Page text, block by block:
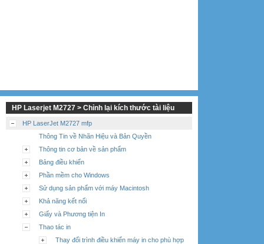
HP Laserjet M2727 > Chỉnh lại kích thước tài liệu
HP LaserJet M2727 mfp
Thông Tin về Nhãn Hiệu và Bản Quyền
Thông tin cơ bản về sản phẩm
Bảng điều khiển
Phần mềm cho Windows
Sử dụng sản phẩm với máy Macintosh
Khả năng kết nối
Giấy và Phương tiện In
Thao tác in
Thay đổi trình điều khiển máy in cho phù hợp